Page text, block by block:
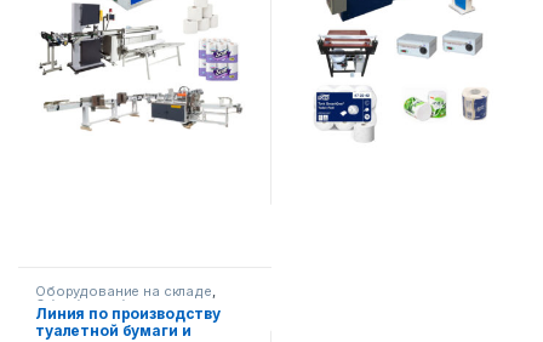
Оборудование на складе,
Обработка бумаги
Линия по производству
туалетной бумаги и